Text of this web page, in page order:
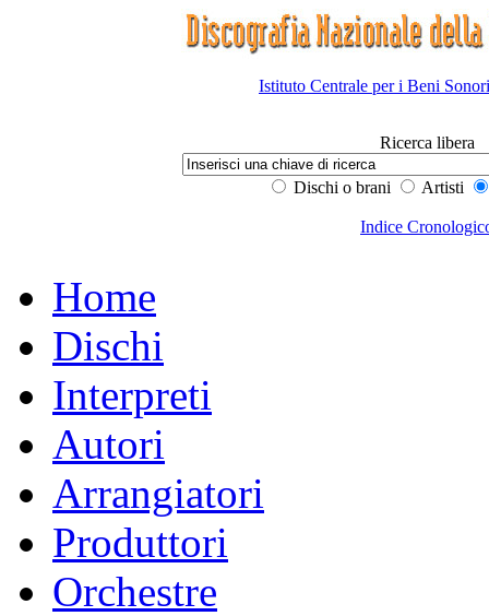
Istituto Centrale per i Beni
Ricerca libera
Dischi o brani Artisti
Indice
Home
Dischi
Interpreti
Autori
Arrangiatori
Produttori
Orchestre